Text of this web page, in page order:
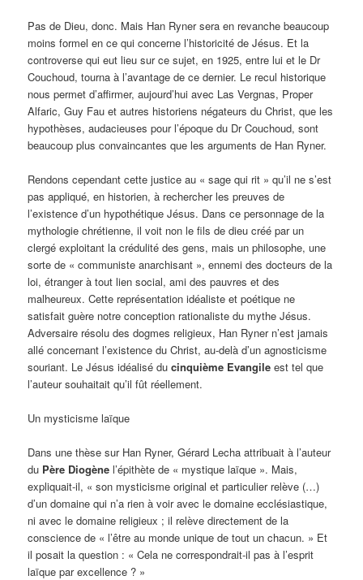
Pas de Dieu, donc. Mais Han Ryner sera en revanche beaucoup
moins formel en ce qui concerne l’historicité de Jésus. Et la
controverse qui eut lieu sur ce sujet, en 1925, entre lui et le Dr
Couchoud, tourna à l’avantage de ce dernier. Le recul historique
nous permet d’affirmer, aujourd’hui avec Las Vergnas, Proper
Alfaric, Guy Fau et autres historiens négateurs du Christ, que les
hypothèses, audacieuses pour l’époque du Dr Couchoud, sont
beaucoup plus convaincantes que les arguments de Han Ryner.
Rendons cependant cette justice au « sage qui rit » qu’il ne s’est
pas appliqué, en historien, à rechercher les preuves de
l’existence d’un hypothétique Jésus. Dans ce personnage de la
mythologie chrétienne, il voit non le fils de dieu créé par un
clergé exploitant la crédulité des gens, mais un philosophe, une
sorte de « communiste anarchisant », ennemi des docteurs de la
loi, étranger à tout lien social, ami des pauvres et des
malheureux. Cette représentation idéaliste et poétique ne
satisfait guère notre conception rationaliste du mythe Jésus.
Adversaire résolu des dogmes religieux, Han Ryner n’est jamais
allé concernant l’existence du Christ, au-delà d’un agnosticisme
souriant. Le Jésus idéalisé ducinquième Evangile est tel que
l’auteur souhaitait qu’il fût réellement.
Un mysticisme laïque
Dans une thèse sur Han Ryner, Gérard Lecha attribuait à l’auteur
du Père Diogènel’épithète de « mystique laïque ». Mais,
expliquait-il, « son mysticisme original et particulier relève (…)
d’un domaine qui n’a rien à voir avec le domaine ecclésiastique,
ni avec le domaine religieux ; il relève directement de la
conscience de « l’être au monde unique de tout un chacun. » Et
il posait la question : « Cela ne correspondrait-il pas à l’esprit
laïque par excellence ? »